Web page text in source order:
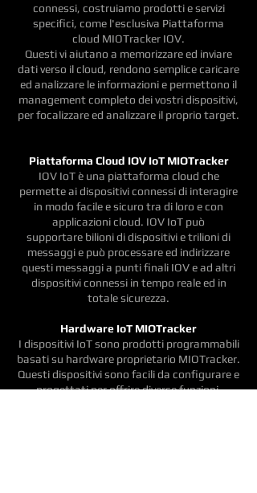
connessi, costruiamo prodotti e servizi
specifici, come l'esclusiva Piattaforma
cloud MIOTracker IOV.
Questi vi aiutano a memorizzare ed inviare
dati verso il cloud, rendono semplice caricare
ed analizzare le informazioni e permettono il
management completo dei vostri dispositivi,
per focalizzare ed analizzare il proprio target.
Piattaforma Cloud IOV IoT MIOTracker
IOV IoT è una piattaforma cloud che
permette ai dispositivi connessi di interagire
in modo facile e sicuro tra di loro e con
applicazioni cloud. IOV IoT può
supportare bilioni di dispositivi e trilioni di
messaggi e può processare ed indirizzare
questi messaggi a punti finali IOV e ad altri
dispositivi connessi in tempo reale ed in
totale sicurezza.
Hardware IoT MIOTracker
I dispositivi IoT sono prodotti programmabili
basati su hardware proprietario MIOTracker.
Questi dispositivi sono facili da configurare e
progettati per offrire diverse funzioni.